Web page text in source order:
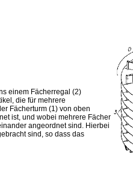
einem Fächerregal (2)
die für mehrere
Fächerturm (1) von oben
ist, und wobei mehrere Fächer
angeordnet sind. Hierbei
sind, so dass das